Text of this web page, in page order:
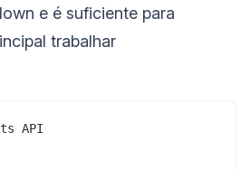
e é suficiente para
trabalhar
API